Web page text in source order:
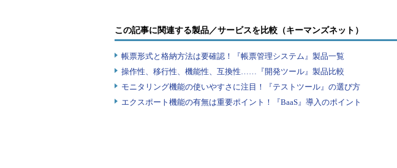
この記事に関連する製品／サービスを比較（キーマンズネット）
帳票形式と格納方法は要確認！『帳票管理システム』製品一覧
操作性、移行性、機能性、互換性……『開発ツール』製品比較
モニタリング機能の使いやすさに注目！『テストツール』の選び方
エクスポート機能の有無は重要ポイント！『BaaS』導入のポイント